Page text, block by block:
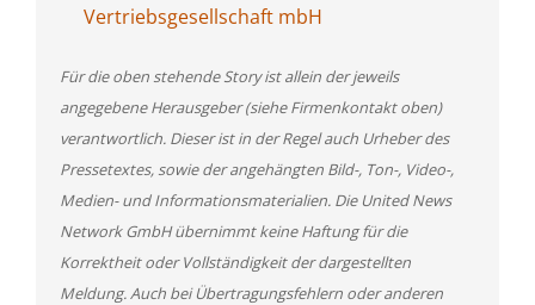
Vertriebsgesellschaft mbH
Für die oben stehende Story ist allein der jeweils
angegebene Herausgeber (siehe Firmenkontakt oben)
verantwortlich. Dieser ist in der Regel auch Urheber des
Pressetextes, sowie der angehängten Bild-, Ton-, Video-,
Medien- und Informationsmaterialien. Die United News
Network GmbH übernimmt keine Haftung für die
Korrektheit oder Vollständigkeit der dargestellten
Meldung. Auch bei Übertragungsfehlern oder anderen